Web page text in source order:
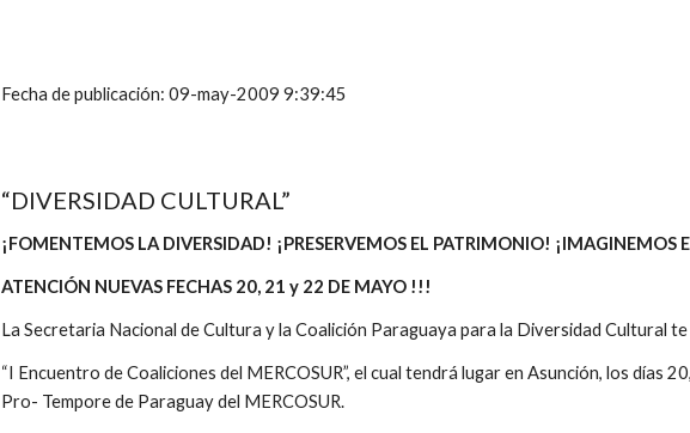
Fecha de publicación: 09-may-2009 9:39:45
“DIVERSIDAD CULTURAL”
¡FOMENTEMOS LA DIVERSIDAD! ¡PRESERVEMOS EL PATRIMONIO! ¡IMAGINEMOS
ATENCIÓN NUEVAS FECHAS 20, 21 y 22 DE MAYO !!!
La Secretaria Nacional de Cultura y la Coalición Paraguaya para la Diversidad Cultural
“I Encuentro de Coaliciones del MERCOSUR”, el cual tendrá lugar en Asunción, los días
Pro- Tempore de Paraguay del MERCOSUR.